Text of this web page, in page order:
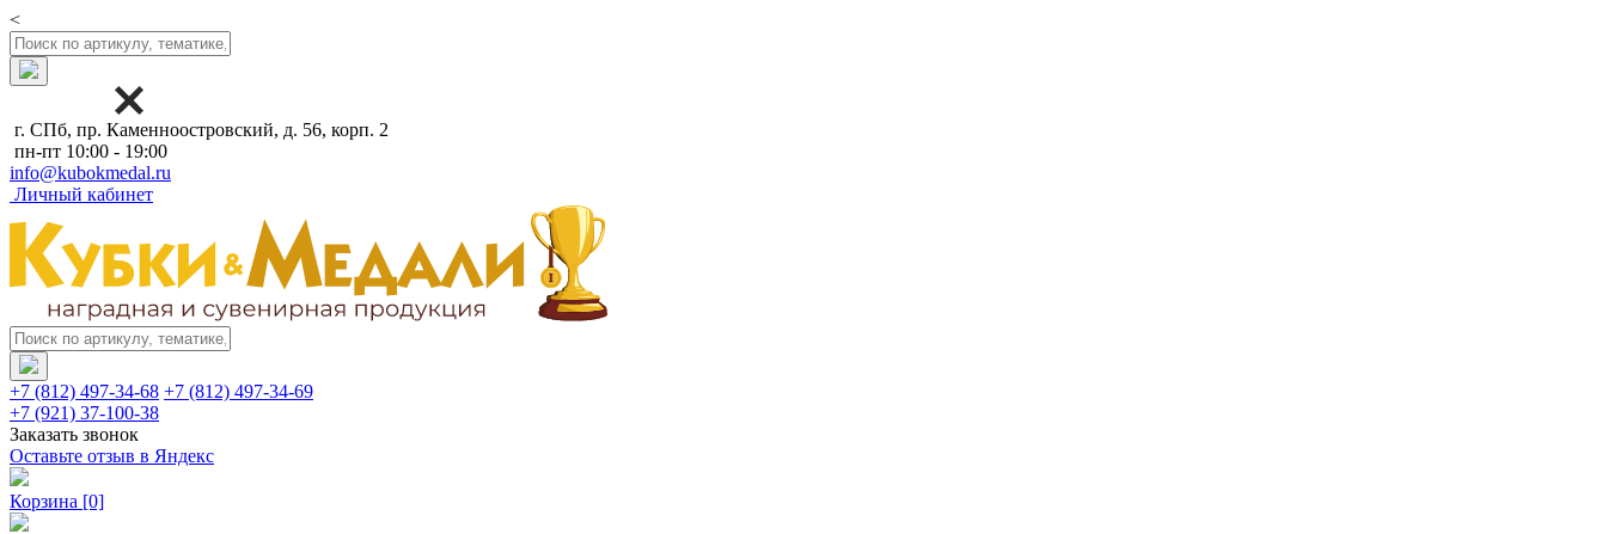
<
г. СПб, пр. Каменноостровский, д. 56, корп. 2
пн-пт 10:00 - 19:00
info@kubokmedal.ru
Личный кабинет
+7 (812) 497-34-68 +7 (812) 497-34-69
+7 (921) 37-100-38
Заказать звонок
Оставьте отзыв в Яндекс
Корзина [0]